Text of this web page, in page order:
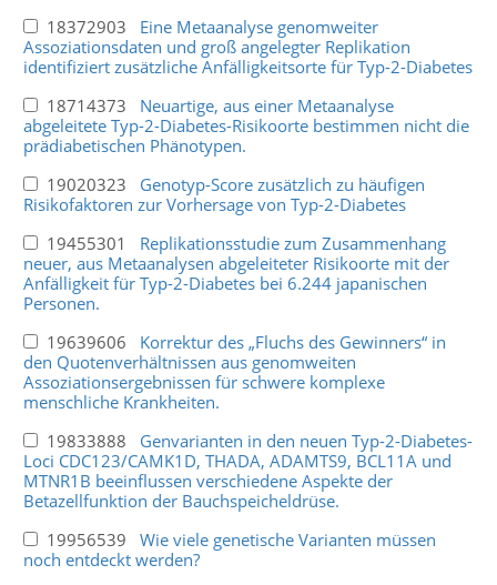
18372903 Eine Metaanalyse genomweiter
Assoziationsdaten und groß angelegter Replikation
identifiziert zusätzliche Anfälligkeitsorte für Typ-2-Diabetes
18714373 Neuartige, aus einer Metaanalyse
abgeleitete Typ-2-Diabetes-Risikoorte bestimmen nicht die
prädiabetischen Phänotypen.
19020323 Genotyp-Score zusätzlich zu häufigen
Risikofaktoren zur Vorhersage von Typ-2-Diabetes
19455301 Replikationsstudie zum Zusammenhang
neuer, aus Metaanalysen abgeleiteter Risikoorte mit der
Anfälligkeit für Typ-2-Diabetes bei 6.244 japanischen
Personen.
19639606 Korrektur des „Fluchs des Gewinners“ in
den Quotenverhältnissen aus genomweiten
Assoziationsergebnissen für schwere komplexe
menschliche Krankheiten.
19833888 Genvarianten in den neuen Typ-2-Diabetes-
Loci CDC123/CAMK1D, THADA, ADAMTS9, BCL11A und
MTNR1B beeinflussen verschiedene Aspekte der
Betazellfunktion der Bauchspeicheldrüse.
19956539 Wie viele genetische Varianten müssen
noch entdeckt werden?